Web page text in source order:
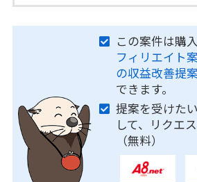
この案件は購
フィリエイト
の収益改善提
できます。
提案を受けた
して、リクエ
（無料）